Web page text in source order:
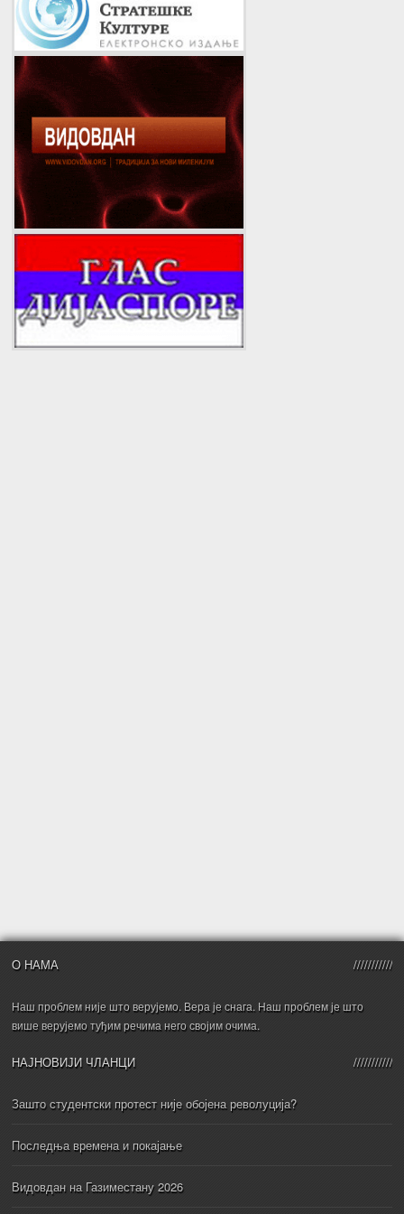
О НАМА
Наш проблем није што верујемо. Вера је снага. Наш проблем је што
више верујемо туђим речима него својим очима.
НАЈНОВИЈИ ЧЛАНЦИ
Зашто студентски протест није обојена револуција?
Последња времена и покајање
Видовдан на Газиместану 2026